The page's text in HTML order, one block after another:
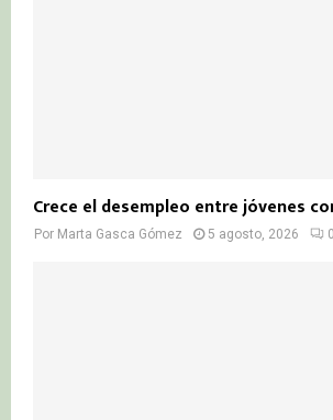
Crece el desempleo entre jóvenes
Por Marta Gasca Gómez 5 agosto, 2026 0